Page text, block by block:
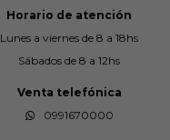
Horario de atención
Lunes a viernes de 8 a 18hs
Sábados de 8 a 12hs
Venta telefónica
0991670000